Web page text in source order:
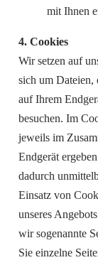
mit Ihnen
4. Cookies
Wir setzen auf
sich um Dateien,
auf Ihrem
besuchen. Im
jeweils im
Endgerät
dadurch
Einsatz von
unseres
wir sogenannte
Sie einzelne